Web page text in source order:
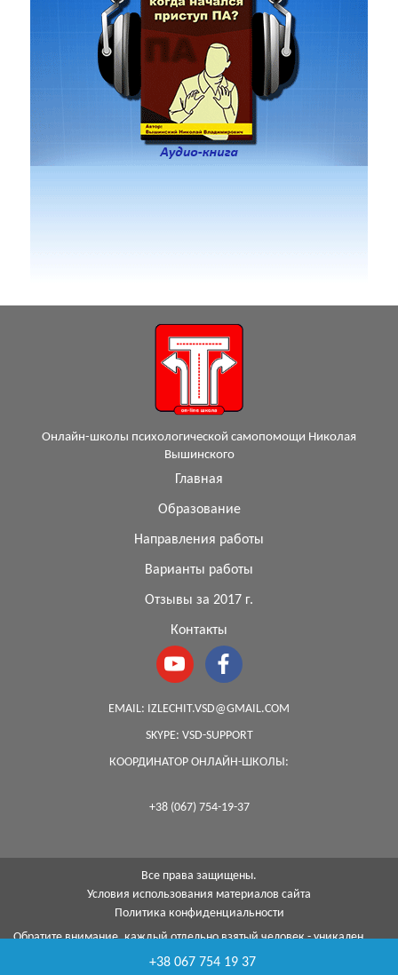
Онлайн-школы психологической самопомощи Николая
Вышинского
Главная
Образование
Направления работы
Варианты работы
Отзывы за 2017 г.
Контакты
EMAIL: IZLECHIT.VSD@GMAIL.COM
SKYPE: VSD-SUPPORT
КООРДИНАТОР ОНЛАЙН-ШКОЛЫ:
+38 (067) 754-19-37
Все права защищены.
Условия использования материалов сайта
Политика конфиденциальности
Обратите внимание, каждый отдельно взятый человек - уникален,
помощью моей методики я смогу помочь каждому...
+38 067 754 19 37